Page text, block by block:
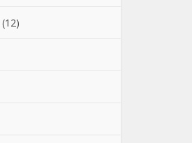
(12)